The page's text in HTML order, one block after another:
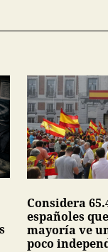
Considera
españoles
mayoría ve
poco